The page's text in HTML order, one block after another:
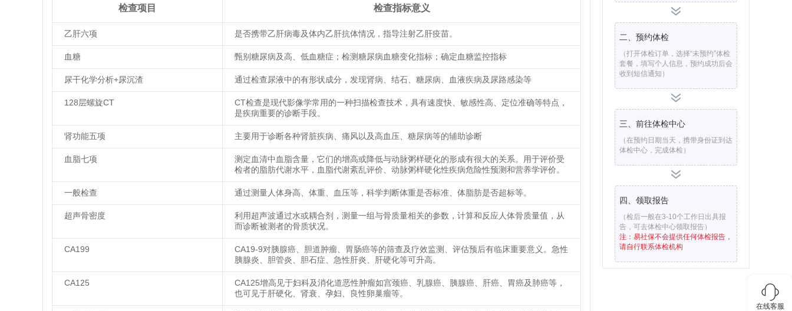
在线客服
检查项目 检查指标意义
乙肝六项 是否携带乙肝病毒及体内乙肝抗体情况，指导注射乙肝疫苗。
血糖 甄别糖尿病及高、低血糖症；检测糖尿病血糖变化指标；确定血糖监控指标
尿干化学分析+尿沉渣 通过检查尿液中的有形状成分，发现肾病、结石、糖尿病、血液疾病及尿路感染等
128层螺旋CT
CT检查是现代影像学常用的一种扫描检查技术，具有速度快、敏感性高、定位准确等特点，
是疾病重要的诊断手段。
肾功能五项 主要用于诊断各种肾脏疾病、痛风以及高血压、糖尿病等的辅助诊断
血脂七项
测定血清中血脂含量，它们的增高或降低与动脉粥样硬化的形成有很大的关系。用于评价受
检者的脂肪代谢水平，血脂代谢紊乱评价、动脉粥样硬化性疾病危险性预测和营养学评价。
一般检查 通过测量人体身高、体重、血压等，科学判断体重是否标准、体脂肪是否超标等。
超声骨密度
利用超声波通过水或耦合剂，测量一组与骨质量相关的参数，计算和反应人体骨质量值，从
而诊断被测者的骨质状况。
CA199
CA19-9对胰腺癌、胆道肿瘤、胃肠癌等的筛查及疗效监测、评估预后有临床重要意义。急性
胰腺炎、胆管炎、胆石症、急性肝炎、肝硬化等可升高。
CA125
CA125增高见于妇科及消化道恶性肿瘤如宫颈癌、乳腺癌、胰腺癌、肝癌、胃癌及肺癌等，
也可见于肝硬化、肾衰、孕妇、良性卵巢瘤等。
二、预约体检
（打开体检订单，选择“未预约”体检
套餐，填写个人信息，预约成功后会
收到短信通知）
三、前往体检中心
（在预约日期当天，携带身份证到达
体检中心，完成体检）
四、领取报告
（检后一般在3-10个工作日出具报
告，可去体检中心领取报告）
注：易社保不会提供任何体检报告，
请自行联系体检机构